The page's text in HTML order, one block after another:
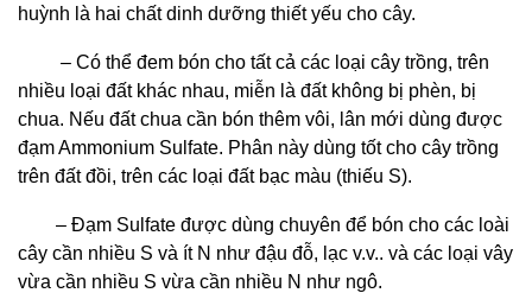
huỳnh là hai chất dinh dưỡng thiết yếu cho cây.
– Có thể đem bón cho tất cả các loại cây trồng, trên
nhiều loại đất khác nhau, miễn là đất không bị phèn, bị
chua. Nếu đất chua cần bón thêm vôi, lân mới dùng được
đạm Ammonium Sulfate. Phân này dùng tốt cho cây trồng
trên đất đồi, trên các loại đất bạc màu (thiếu S).
– Đạm Sulfate được dùng chuyên để bón cho các loài
cây cần nhiều S và ít N như đậu đỗ, lạc v.v.. và các loại vây
vừa cần nhiều S vừa cần nhiều N như ngô.